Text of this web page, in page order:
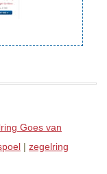
Goes van
| zegelring